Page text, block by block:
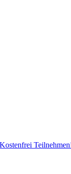
Kostenfrei